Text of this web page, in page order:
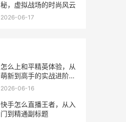
秘，虚拟战场的时尚风云
2026-06-17
怎么上和平精英体验，从
萌新到高手的实战进阶指
南副标题，沉浸战场百战
2026-06-16
快手怎么直播王者，从入
门到精通副标题